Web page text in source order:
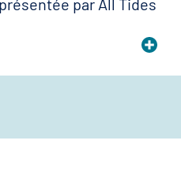
par All Tides